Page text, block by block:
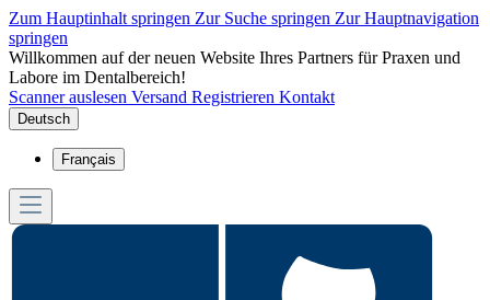
Zum Hauptinhalt springen Zur Suche springen Zur Hauptnavigation
springen
Willkommen auf der neuen Website Ihres Partners für Praxen und
Labore im Dentalbereich!
Scanner auslesen Versand Registrieren Kontakt
Deutsch
Français